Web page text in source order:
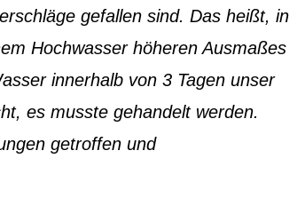
gefallen sind. Das heißt, in
Hochwasser höheren Ausmaßes
innerhalb von 3 Tagen unser
es musste gehandelt werden.
getroffen und